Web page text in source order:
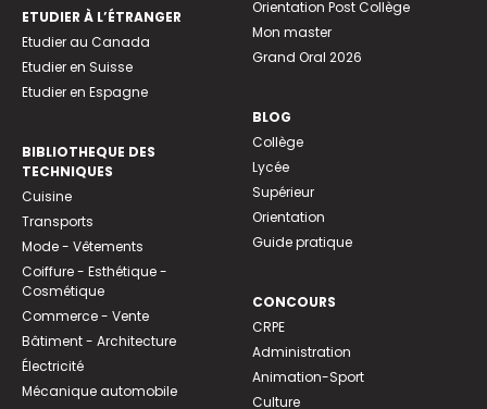
ETUDIER À L’ÉTRANGER
Etudier au Canada
Etudier en Suisse
Etudier en Espagne
BIBLIOTHEQUE DES
TECHNIQUES
Cuisine
Transports
Mode - Vêtements
Coiffure - Esthétique -
Cosmétique
Commerce - Vente
Bâtiment - Architecture
Électricité
Mécanique automobile
Orientation Post Collège
Mon master
Grand Oral 2026
BLOG
Collège
Lycée
Supérieur
Orientation
Guide pratique
CONCOURS
CRPE
Administration
Animation-Sport
Culture